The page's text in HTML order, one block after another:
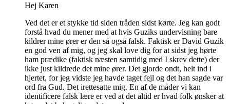
Hej Karen
Ved det er et stykke tid siden tråden sidst kørte. Jeg kan godt
forstå hvad du mener med at hvis Guziks undervisning bare
kildrer mine ører er den så også falsk. Faktisk er David Guzik
en god ven af mig, og jeg skal love dig for at sidst jeg hørte
ham prædike (faktisk næsten samtidig med I skrev dette) der
ikke just kildrede det mine ører. Det gjorde ondt, helt ind i
hjertet, for jeg vidste jeg havde taget fejl og det han sagde var
ord fra Gud. Det irettesatte mig. En af de måder vi kan
identificere falsk lære er ved at det altid er hvad folk ønsker at